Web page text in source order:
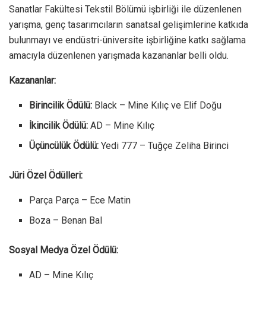
Sanatlar Fakültesi Tekstil Bölümü işbirliği ile düzenlenen
yarışma, genç tasarımcıların sanatsal gelişimlerine katkıda
bulunmayı ve endüstri-üniversite işbirliğine katkı sağlama
amacıyla düzenlenen yarışmada kazananlar belli oldu.
Kazananlar:
Birincilik Ödülü: Black – Mine Kılıç ve Elif Doğu
İkincilik Ödülü: AD – Mine Kılıç
Üçüncülük Ödülü: Yedi 777 – Tuğçe Zeliha Birinci
Jüri Özel Ödülleri:
Parça Parça – Ece Matin
Boza – Benan Bal
Sosyal Medya Özel Ödülü:
AD – Mine Kılıç